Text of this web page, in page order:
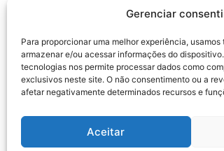
Gerenciar
Para proporcionar uma melhor experiência,
armazenar e/ou acessar informações do
tecnologias nos permite processar dados como
exclusivos neste site. O não consentimento ou a
afetar negativamente determinados recursos e
Aceitar